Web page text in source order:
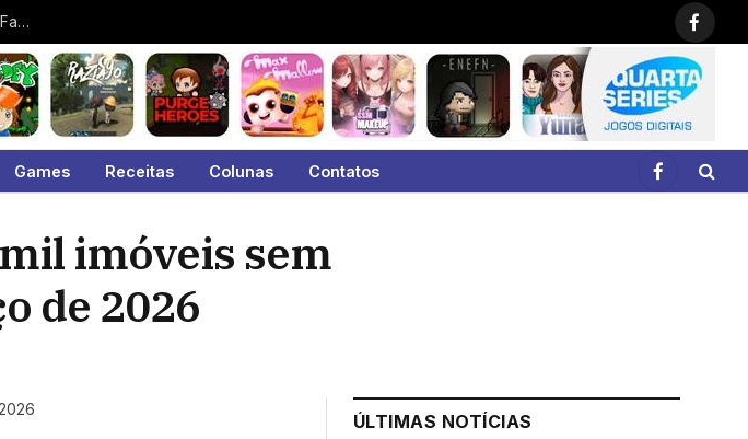
Videogames: Novo jogo da Pulsatrix é revelado: The Otherside Tapes: Favela
Games Receitas Colunas Contatos
Facebook
imóveis sem
de 2026
ÚLTIMAS NOTÍCIAS